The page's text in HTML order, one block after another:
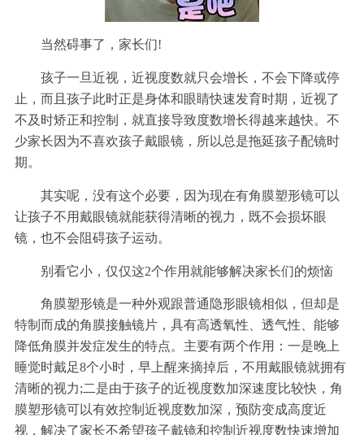
当然碍事了，家长们!
孩子一旦近视，近视度数就只会增长，不会下降或停
止，而且孩子此时正是身体和眼睛快速发育时期，近视了
不及时矫正和控制，就直接导致度数增长得越来越快。不
少家长因为不喜欢孩子戴眼镜，所以总是拖延孩子配镜时
期。
其实呢，没有这个必要，因为现在有角膜塑形镜可以
让孩子不用戴眼镜就能获得清晰的视力，既不会损坏眼
镜，也不会阻碍孩子运动。
别看它小，仅仅这2个作用就能够解决家长们的烦恼
角膜塑形镜是一种外观跟普通隐形眼镜相似，但却是
特制而成的角膜接触镜片，具有高透氧性、透气性、能够
降低角膜并发症发生的特点。主要有两个作用：一是晚上
睡觉时戴足8个小时，早上醒来摘掉后，不用戴眼镜就拥有
清晰的视力;二是由于孩子的近视度数加深速度比较快，角
膜塑形镜可以有效控制近视度数加深，预防变成高度近
视，解决了家长不希望孩子戴镜和控制近视度数快速增加